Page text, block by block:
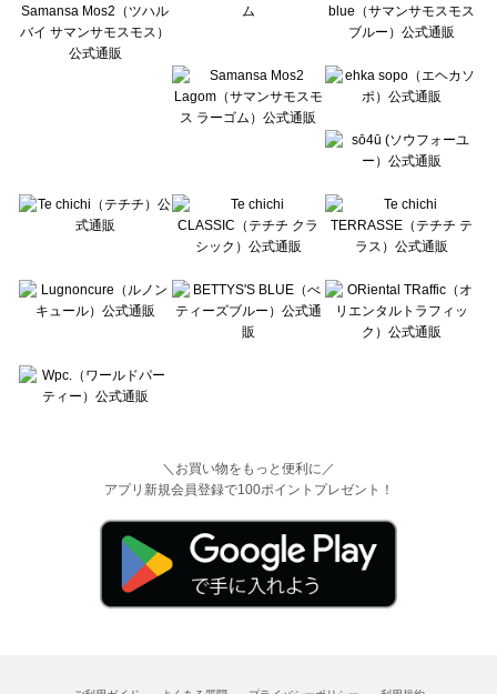
BETTY'S BLUE（べティーズブルー）のワンピース一覧
Wpc.（ワールドパーティー）のワンピース一覧
＼お買い物をもっと便利に／
アプリ新規会員登録で100ポイントプレゼント！